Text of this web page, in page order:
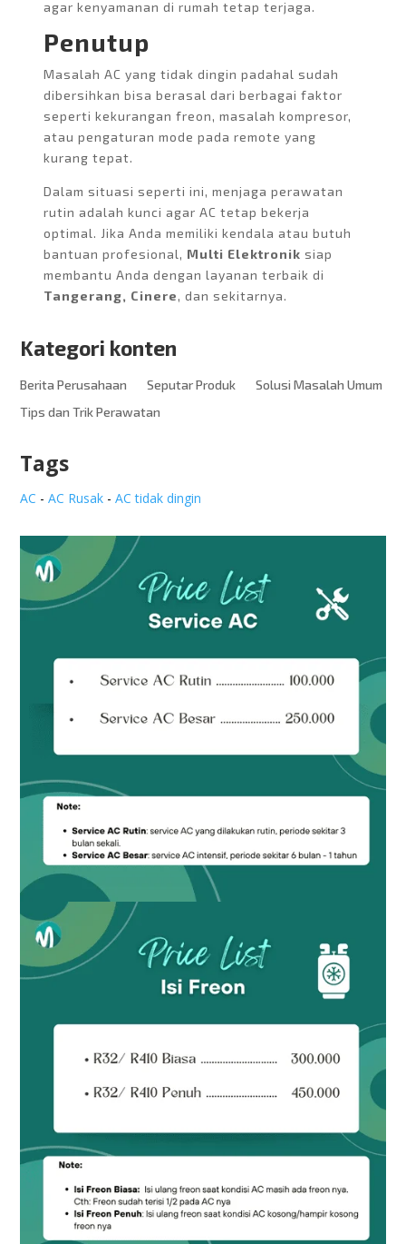
agar kenyamanan di rumah tetap terjaga.
Penutup
Masalah AC yang tidak dingin padahal sudah
dibersihkan bisa berasal dari berbagai faktor
seperti kekurangan freon, masalah kompresor,
atau pengaturan mode pada remote yang
kurang tepat.
Dalam situasi seperti ini, menjaga perawatan
rutin adalah kunci agar AC tetap bekerja
optimal. Jika Anda memiliki kendala atau butuh
bantuan profesional, Multi Elektronik siap
membantu Anda dengan layanan terbaik di
Tangerang, Cinere, dan sekitarnya.
Kategori konten
Berita Perusahaan Seputar Produk
Solusi Masalah Umum
Tips dan Trik Perawatan
Tags
AC -AC Rusak -AC tidak dingin